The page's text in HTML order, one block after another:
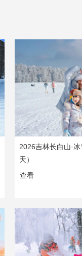
2026吉林长白山·
天）
查看